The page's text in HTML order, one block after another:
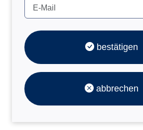
bestätigen
abbrechen